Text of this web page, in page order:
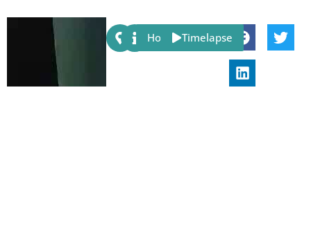
Share:
Host Timelapse